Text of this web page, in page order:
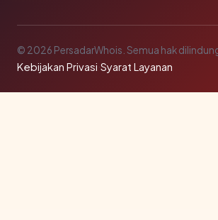
© 2026 PersadarWhois. Semua hak
Kebijakan Privasi·Syarat Layanan